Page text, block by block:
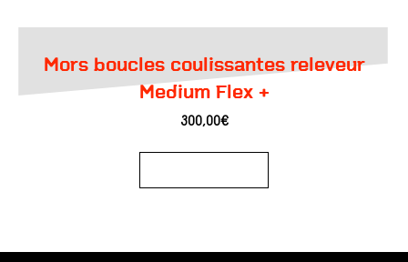
Mors boucles coulissantes releveur
Medium Flex +
300,00€